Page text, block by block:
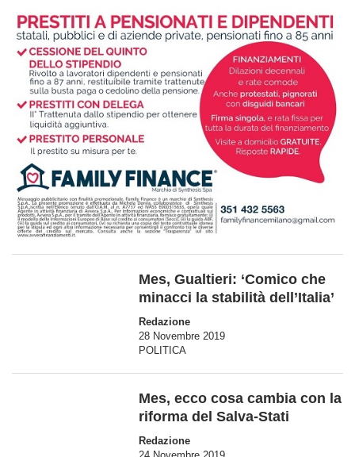
Mes, Gualtieri: ‘Comico che
minacci la stabilità dell’Italia’
Redazione
28 Novembre 2019
POLITICA
Mes, ecco cosa cambia con la
riforma del Salva-Stati
Redazione